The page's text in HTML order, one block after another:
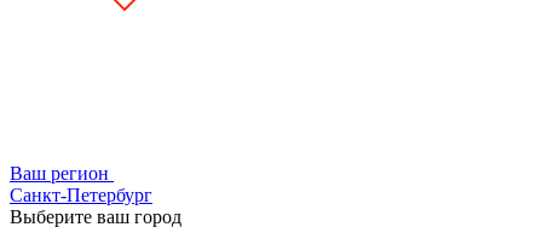
Ваш регион
Санкт-Петербург
Выберите ваш город